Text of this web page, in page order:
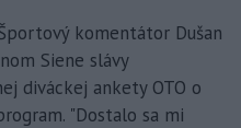
komentátor Dušan
Siene slávy
diváckej ankety OTO o
"Dostalo sa mi